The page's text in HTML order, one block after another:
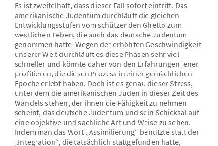
Es ist zweifelhaft, dass dieser Fall sofort eintritt. Das
amerikanische Judentum durchläuft die gleichen
Entwicklungsstufen vom schützenden Ghetto zum
westlichen Leben, die auch das deutsche Judentum
genommen hatte. Wegen der erhöhten Geschwindigkeit
unserer Welt durchläuft es diese Phasen sehr viel
schneller und könnte daher von den Erfahrungen jener
profitieren, die diesen Prozess in einer gemächlichen
Epoche erlebt haben. Doch ist es genau dieser Stress,
unter dem die amerikanischen Juden in dieser Zeit des
Wandels stehen, der ihnen die Fähigkeit zu nehmen
scheint, das deutsche Judentum und sein Schicksal auf
eine objektive und sachliche Art und Weise zu sehen.
Indem man das Wort „Assimilierung“ benutzte statt der
„Integration“, die tatsächlich stattgefunden hatte,